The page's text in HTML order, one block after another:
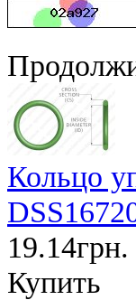
Кольцо
19.14грн.
Купить